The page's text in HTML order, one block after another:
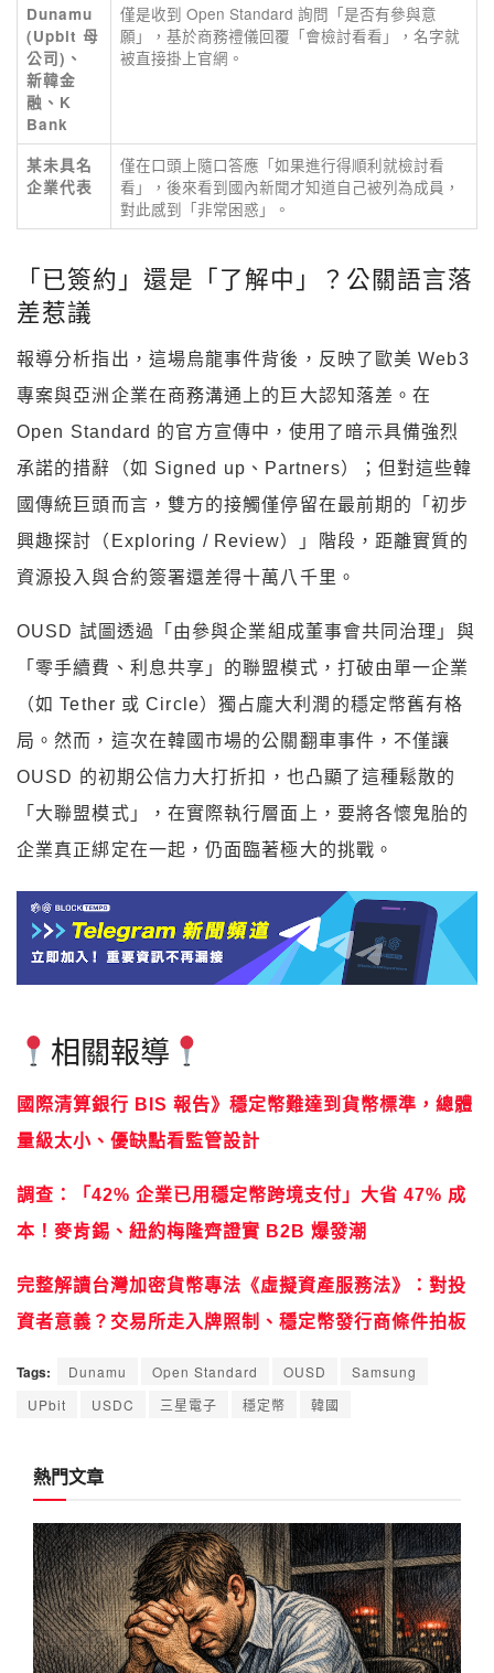
Dunamu
(Upbit 母
公司)、
新韓金
融、K
Bank
僅是收到 Open Standard 詢問「是否有參與意
願」，基於商務禮儀回覆「會檢討看看」，名字就
被直接掛上官網。
某未具名
企業代表
僅在口頭上隨口答應「如果進行得順利就檢討看
看」，後來看到國內新聞才知道自己被列為成員，
對此感到「非常困惑」。
「已簽約」還是「了解中」？公關語言落
差惹議
報導分析指出，這場烏龍事件背後，反映了歐美 Web3
專案與亞洲企業在商務溝通上的巨大認知落差。在
Open Standard 的官方宣傳中，使用了暗示具備強烈
承諾的措辭（如 Signed up、Partners）；但對這些韓
國傳統巨頭而言，雙方的接觸僅停留在最前期的「初步
興趣探討（Exploring / Review）」階段，距離實質的
資源投入與合約簽署還差得十萬八千里。
OUSD 試圖透過「由參與企業組成董事會共同治理」與
「零手續費、利息共享」的聯盟模式，打破由單一企業
（如 Tether 或 Circle）獨占龐大利潤的穩定幣舊有格
局。然而，這次在韓國市場的公關翻車事件，不僅讓
OUSD 的初期公信力大打折扣，也凸顯了這種鬆散的
「大聯盟模式」，在實際執行層面上，要將各懷鬼胎的
企業真正綁定在一起，仍面臨著極大的挑戰。
相關報導
國際清算銀行 BIS 報告》穩定幣難達到貨幣標準，總體
量級太小、優缺點看監管設計
調查：「42% 企業已用穩定幣跨境支付」大省 47% 成
本！麥肯錫、紐約梅隆齊證實 B2B 爆發潮
完整解讀台灣加密貨幣專法《虛擬資產服務法》：對投
資者意義？交易所走入牌照制、穩定幣發行商條件拍板
Tags: Dunamu Open Standard OUSD
Samsung
UPbit
USDC 三星電子 穩定幣 韓國
熱門文章